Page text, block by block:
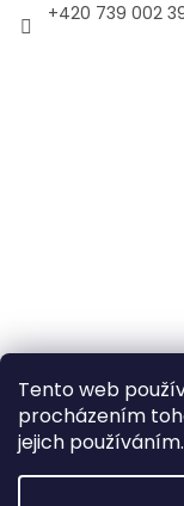
Tento web
procházením
jejich
+420 739 002